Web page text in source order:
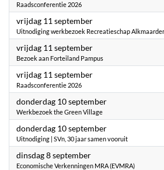
Raadsconferentie 2026
vrijdag 11 september2026
Uitnodiging werkbezoek Recreatieschap
vrijdag 11 september2026
Bezoek aan Forteiland Pampus
vrijdag 11 september2026
Raadsconferentie 2026
donderdag 10 september2026
Werkbezoek the Green Village
donderdag 10 september2026
Uitnodiging | SVn, 30 jaar samen vooruit
dinsdag 8 september2026
Economische Verkenningen MRA (EVMRA)